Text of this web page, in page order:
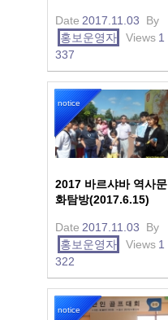
Date 2017.11.03
By
홍보운영자
Views 1
337
notice
2017 바르샤바 역사문
화탐방(2017.6.15)
Date 2017.11.03
By
홍보운영자
Views 1
322
notice